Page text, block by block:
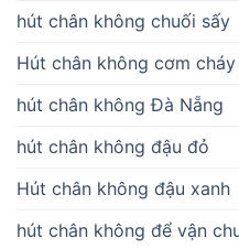
hút chân không chuối sấy
Hút chân không cơm
hút chân không Đà Nẵng
hút chân không đậu đỏ
Hút chân không đậu xanh
hút chân không để vận